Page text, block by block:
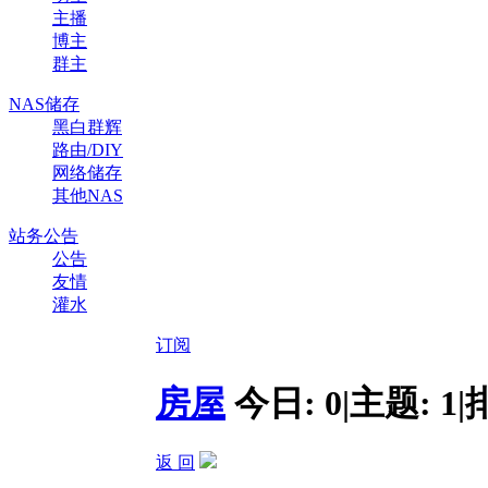
主播
博主
群主
NAS储存
黑白群辉
路由/DIY
网络储存
其他NAS
站务公告
公告
友情
灌水
订阅
房屋 今日: 0|主题: 1|
返 回